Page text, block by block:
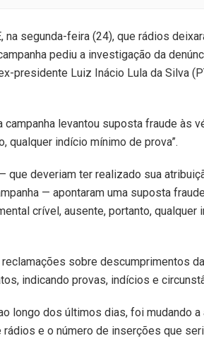
na segunda-feira (24), que rádios
pediu a investigação da
presidente Luiz Inácio Lula da Silva
levantou suposta fraude às
qualquer indício mínimo de prova”.
que deveriam ter realizado sua
— apontaram uma suposta
crível, ausente, portanto, qualquer
sobre descumprimentos
indicando provas, indícios e
longo dos últimos dias, foi mudando a
e o número de inserções que